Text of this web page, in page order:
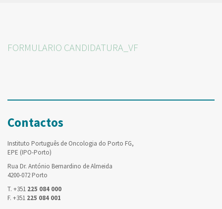
FORMULARIO CANDIDATURA_VF
Contactos
Instituto Português de Oncologia do Porto FG,
EPE (IPO-Porto)
Rua Dr. António Bernardino de Almeida
4200-072 Porto
T. +351 225 084 000
F. +351 225 084 001